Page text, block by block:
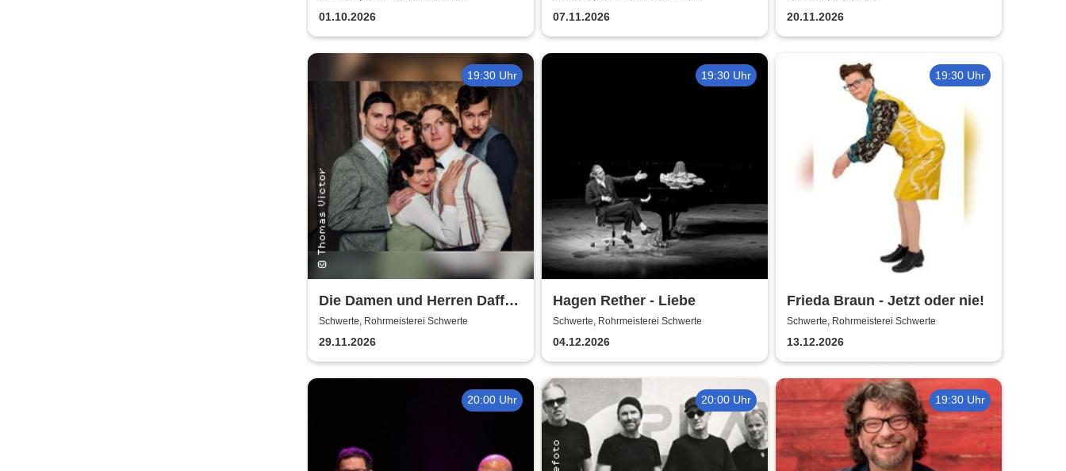
01.10.2026 07.11.2026 20.11.2026
19:30 Uhr
Die Damen und Herren Daffke
|Wie werde ich reich und
glücklich?
Schwerte, Rohrmeisterei Schwerte
29.11.2026
19:30 Uhr
Hagen Rether - Liebe
Schwerte, Rohrmeisterei Schwerte
04.12.2026
19:30 Uhr
Frieda Braun - Jetzt oder nie!
Schwerte, Rohrmeisterei Schwerte
13.12.2026
20:00 Uhr 20:00 Uhr 19:30 Uhr